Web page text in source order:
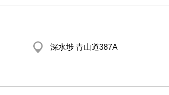
深水埗 青山道387A